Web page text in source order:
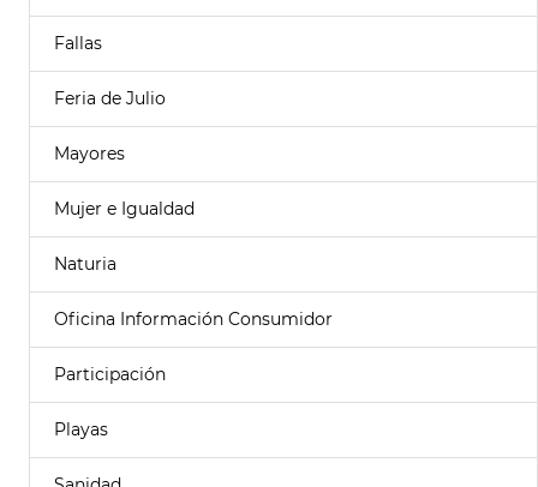
Fallas
Feria de Julio
Mayores
Mujer e Igualdad
Naturia
Oficina Información Consumidor
Participación
Playas